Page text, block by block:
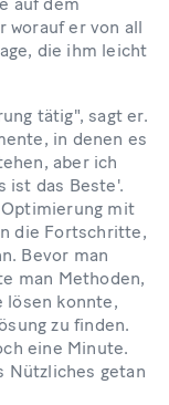
worauf er von all
die ihm leicht
tätig", sagt er.
in denen es
aber ich
ist das Beste'.
Optimierung mit
die Fortschritte,
Bevor man
man Methoden,
lösen konnte,
zu finden.
eine Minute.
Nützliches getan